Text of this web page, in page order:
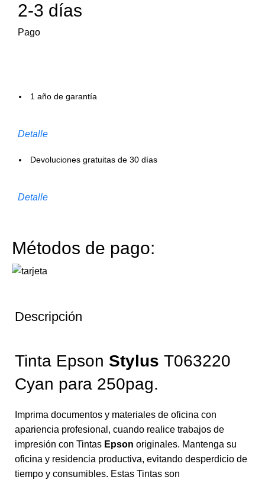
2-3 días
Pago
1 año de garantía
Detalle
Devoluciones gratuitas de 30 días
Detalle
Métodos de pago:
Descripción
Tinta Epson Stylus T063220
Cyan para 250pag.
Imprima documentos y materiales de oficina con
apariencia profesional, cuando realice trabajos de
impresión con Tintas Epson originales. Mantenga su
oficina y residencia productiva, evitando desperdicio de
tiempo y consumibles. Estas Tintas son